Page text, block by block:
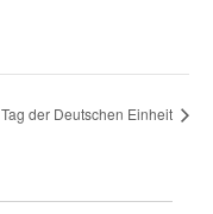
Tag der Deutschen Einheit